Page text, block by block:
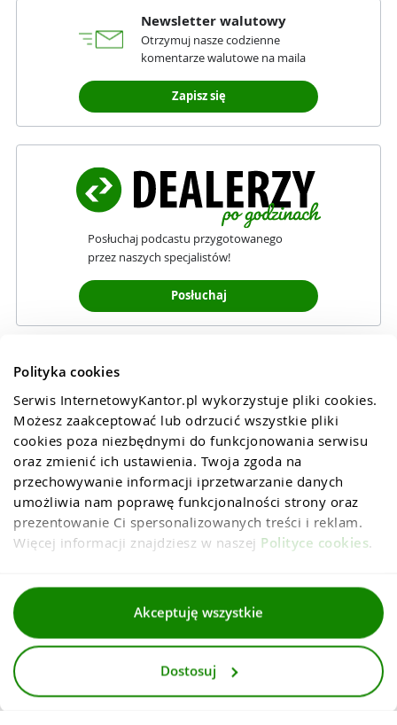
Polityka cookies
Serwis InternetowyKantor.pl wykorzystuje pliki cookies.
Możesz zaakceptować lub odrzucić wszystkie pliki
cookies poza niezbędnymi do funkcjonowania serwisu
oraz zmienić ich ustawienia. Twoja zgoda na
przechowywanie informacji iprzetwarzanie danych
umożliwia nam poprawę funkcjonalności strony oraz
prezentowanie Ci spersonalizowanych treści i reklam.
Więcej informacji znajdziesz w naszej Polityce cookies.
Akceptuję wszystkie
Dostosuj
Newsletter walutowy
Otrzymuj nasze codzienne
komentarze walutowe na maila
Zapisz się
Posłuchaj podcastu przygotowanego
przez naszych specjalistów!
Posłuchaj
Regulaminy
Dla mediów